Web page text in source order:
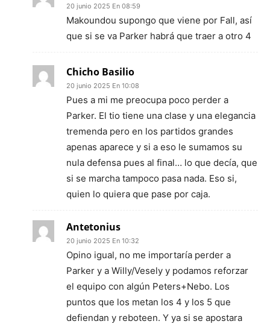
20 junio 2025 En 08:59
Makoundou supongo que viene por Fall, así
que si se va Parker habrá que traer a otro 4
Chicho Basilio
20 junio 2025 En 10:08
Pues a mi me preocupa poco perder a
Parker. El tio tiene una clase y una elegancia
tremenda pero en los partidos grandes
apenas aparece y si a eso le sumamos su
nula defensa pues al final… lo que decía, que
si se marcha tampoco pasa nada. Eso si,
quien lo quiera que pase por caja.
Antetonius
20 junio 2025 En 10:32
Opino igual, no me importaría perder a
Parker y a Willy/Vesely y podamos reforzar
el equipo con algún Peters+Nebo. Los
puntos que los metan los 4 y los 5 que
defiendan y reboteen. Y ya si se apostara